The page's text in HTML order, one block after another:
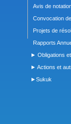
Avis de
Convocation
Projets de
Rapports
► Obligations
► Actions et
►Sukuk